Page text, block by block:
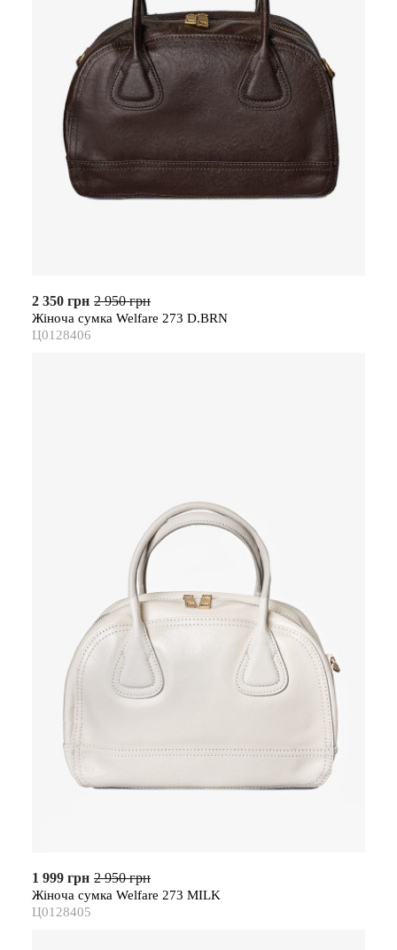
2 350 грн 2 950 грн
Жіноча сумка Welfare 273 D.BRN
Ц0128406
1 999 грн 2 950 грн
Жіноча сумка Welfare 273 MILK
Ц0128405